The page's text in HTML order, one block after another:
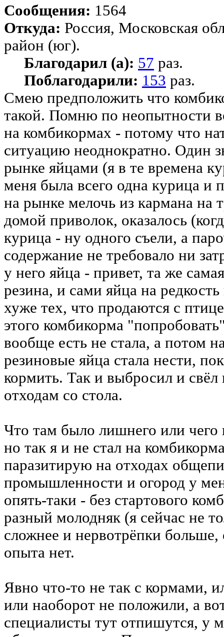
Сообщения: 1564
Откуда: Россия, Московская
район (юг).
Благодарил (а): 57 раз.
Поблагодарили: 153 раз.
Смею предположить что
такой. Помню по неопытности
на комбикормах - потому что
ситуацию неоднократно. Один
рынке яйцами (я в те времена
меня была всего одна курица и
на рынке мелочь из кармана на
домой приволок, оказалось
курица - ну одного съели, а
содержание не требовало ни
у него яйца - привет, та же
резина, и сами яйца на
хуже тех, что продаются с
этого комбикорма
вообще есть не стала, а потом
резиновые яйца стала нести,
кормить. Так и выбросил и свёл
отходам со стола.
Что там было лишнего или чего
но так я и не стал на
паразитирую на отходах
промышленности и огород у
опять-таки - без стартового
разный молодняк (я сейчас не
сложнее и нервотрёпки больше,
опыта нет.
Явно что-то не так с кормами,
или наоборот не положили, а
специалисты тут отпишутся, у